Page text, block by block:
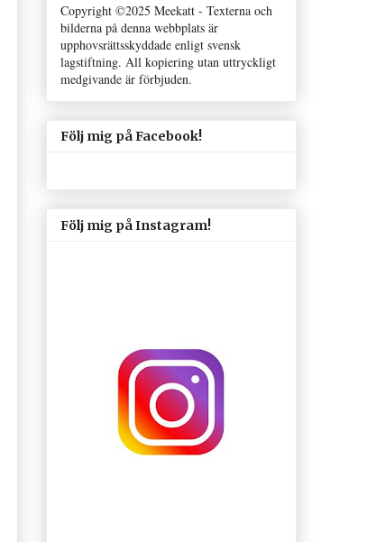
Copyright ©2025 Meekatt - Texterna och
bilderna på denna webbplats är
upphovsrättsskyddade enligt svensk
lagstiftning. All kopiering utan uttryckligt
medgivande är förbjuden.
Följ mig på Facebook!
Följ mig på Instagram!